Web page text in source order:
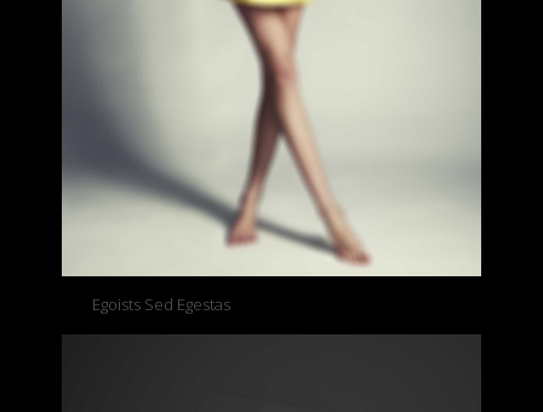
Egoists Sed Egestas